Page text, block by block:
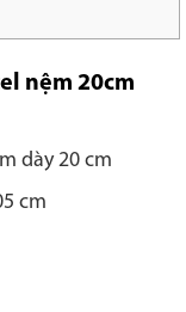
nệm 20cm
dày 20 cm
cm